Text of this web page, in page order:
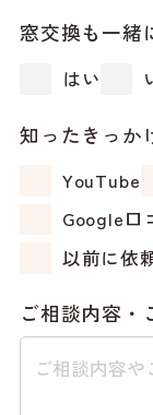
窓交換も一緒
はい
知ったきっか
YouTube
Google口
以前に依
ご相談内容・